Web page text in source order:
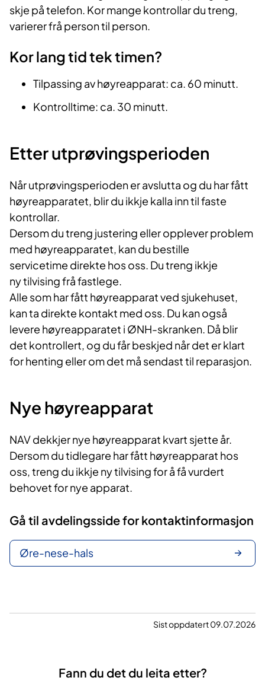
skje på telefon. Kor mange kontrollar du treng,
varierer frå person til person.
Kor lang tid tek timen?
Tilpassing av høyreapparat: ca. 60 minutt.
Kontrolltime: ca. 30 minutt.
Etter utprøvingsperioden
Når utprøvingsperioden er avslutta og du har fått
høyreapparatet, blir du ikkje kalla inn til faste
kontrollar.
Dersom du treng justering eller opplever problem
med høyreapparatet, kan du bestille
servicetime direkte hos oss. Du treng ikkje
ny tilvising frå fastlege.
Alle som har fått høyreapparat ved sjukehuset,
kan ta direkte kontakt med oss. Du kan også
levere høyreapparatet i ØNH-skranken. Då blir
det kontrollert, og du får beskjed når det er klart
for henting eller om det må sendast til reparasjon.
Nye høyreapparat
NAV dekkjer nye høyreapparat kvart sjette år.
Dersom du tidlegare har fått høyreapparat hos
oss, treng du ikkje ny tilvising for å få vurdert
behovet for nye apparat.
Gå til avdelingsside for kontaktinformasjon
Øre-nese-hals
Sist oppdatert 09.07.2026
Fann du det du leita etter?